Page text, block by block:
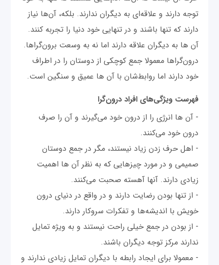
توجه دارند و علاقه‌ای به دیگران ندارند. بلکه، آن‌ها نیاز
دارند که تنها باشند و در تنهایی خود دنیا را تجربه کنند.
آن ها به دیگران علاقه دارند اما نه به وسعت برون‌گراها.
درون‌گراها معمولا جمع کوچکی از دوستان را در اطراف
خود دارند اما روابط‌شان با آن ها عمیق و سنگین است.
فهرست ویژگی‌های افراد درون‌گرا
- آن ها انرژی را از درون خود می‌گیرند و آن را صرف
درون خود می‌کنند.
- اهل حرف زدن زیاد نیستند، مگر در جمع دوستان
صمیمی و در مورد چیزهایی که به نظر آن ها اهمیت
زیادی دارند. آنها آهسته صحبت می‌کنند.
- از تنها بودن رضایت دارند و در واقع در دنیای درون
خویش با اندیشه‌ها و تفکرات سروکار دارند.
- از بودن در جمع خیلی راحت نیستند و به ویژه تمایل
ندارند مرکز توجه دیگران باشند.
- معمولا برای ایجاد رابطه با دیگران تمایل زیادی ندارند و